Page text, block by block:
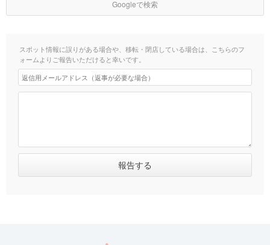
Googleで検索
スポット情報に誤りがある場合や、移転・閉店している場合は、こちらのフ
ォームよりご報告いただけると幸いです。